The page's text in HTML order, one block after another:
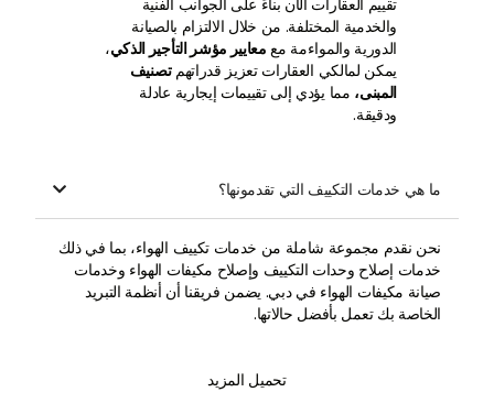
تقييم العقارات الآن بناءً على الجوانب الفنية
والخدمية المختلفة. من خلال الالتزام بالصيانة
الدورية والمواءمة مع معايير مؤشر التأجير الذكي،
يمكن لمالكي العقارات تعزيز قدراتهمتصنيف
المبنى، مما يؤدي إلى تقييمات إيجارية عادلة
ودقيقة.
ما هي خدمات التكييف التي تقدمونها؟ 
نحن نقدم مجموعة شاملة من خدمات تكييف الهواء، بما في ذلك
خدمات إصلاح وحدات التكييف وإصلاح مكيفات الهواء وخدمات
صيانة مكيفات الهواء في دبي. يضمن فريقنا أن أنظمة التبريد
الخاصة بك تعمل بأفضل حالاتها.
تحميل المزيد